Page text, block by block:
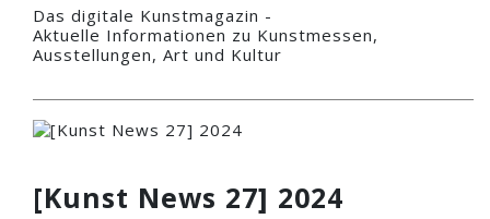
Das digitale Kunstmagazin -
Aktuelle Informationen zu Kunstmessen,
Ausstellungen, Art und Kultur
[Kunst News 27] 2024